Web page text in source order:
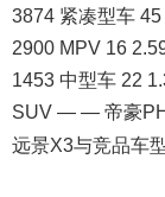
3874 紧凑型车
2900 MPV 16
1453 中型车 22
SUV — — 帝豪
远景X3与竞品车